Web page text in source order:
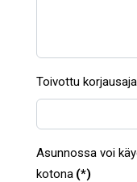
Toivottu
Asunnossa voi
kotona (*)